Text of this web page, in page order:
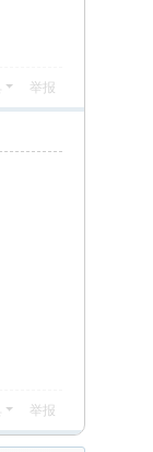
举报
举报